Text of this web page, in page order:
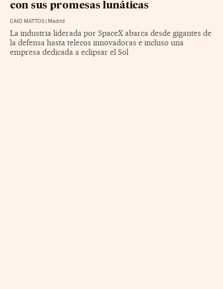
con sus promesas lunáticas
CAIO MATTOS | Madrid
La industria liderada por SpaceX abarca desde gigantes de
la defensa hasta telecos innovadoras e incluso una
empresa dedicada a eclipsar el Sol